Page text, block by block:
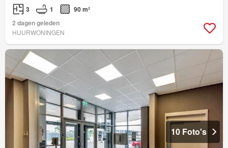
3 1
90 m²
2 dagen geleden
HUURWONINGEN
10 Foto's